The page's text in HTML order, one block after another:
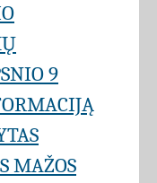
9
MAŽOS